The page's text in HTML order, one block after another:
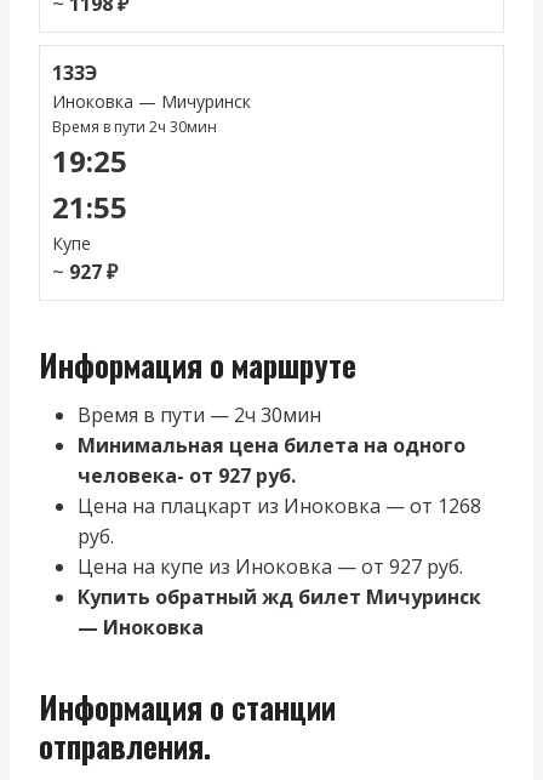
133Э
Иноковка — Мичуринск
Время в пути 2ч 30мин
19:25
21:55
Купе
~ 927 ₽
Информация о маршруте
Время в пути — 2ч 30мин
Минимальная цена билета на одного
человека- от 927 руб.
Цена на плацкарт из Иноковка — от 1268
руб.
Цена на купе из Иноковка — от 927 руб.
Купить обратный жд билет Мичуринск
— Иноковка
Информация о станции
отправления.